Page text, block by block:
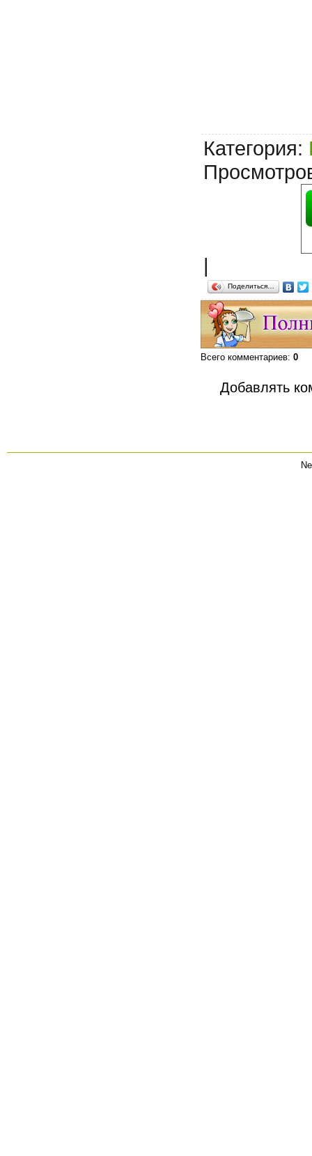
Категория:
|
Поделиться…
Всего комментариев: 0
Добавлять